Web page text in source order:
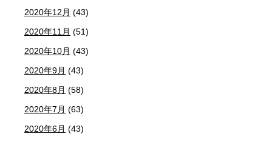
2020年12月 (43)
2020年11月 (51)
2020年10月 (43)
2020年9月 (43)
2020年8月 (58)
2020年7月 (63)
2020年6月 (43)